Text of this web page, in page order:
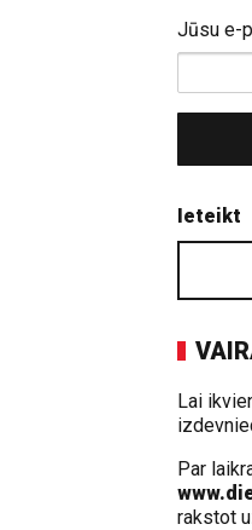
Jūsu e-
Ieteikt
Lai
Par
rakstot